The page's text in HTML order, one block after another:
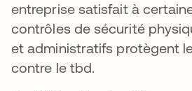
entreprise satisfait à
contrôles de sécurité
et administratifs protègent
contre le tbd.